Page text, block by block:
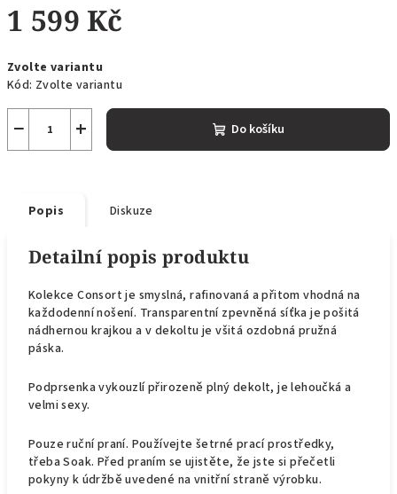
1 599 Kč
cena:
Zvolte variantu
Kód: Zvolte variantu
+
− Do košíku
Popis Diskuze
Detailní popis produktu
Kolekce Consort je smyslná, rafinovaná a přitom vhodná na
každodenní nošení. Transparentní zpevněná síťka je pošitá
nádhernou krajkou a v dekoltu je všitá ozdobná pružná
páska.
Podprsenka vykouzlí přirozeně plný dekolt, je lehoučká a
velmi sexy.
Pouze ruční praní. Používejte šetrné prací prostředky,
třeba Soak. Před praním se ujistěte, že jste si přečetli
pokyny k údržbě uvedené na vnitřní straně výrobku.